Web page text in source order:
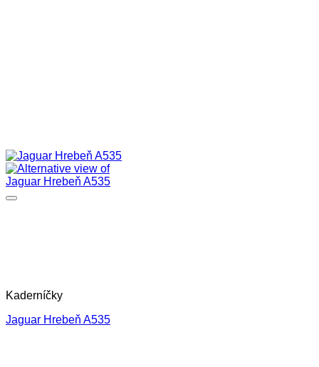
Kaderníčky
Jaguar Hrebeň A535